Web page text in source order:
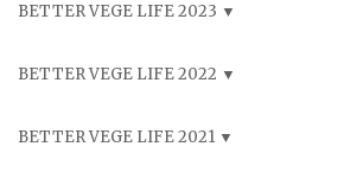
BETTER VEGE LIFE 2023
BETTER VEGE LIFE 2022
BETTER VEGE LIFE 2021